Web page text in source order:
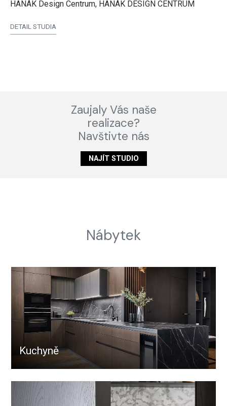
HANÁK Design Centrum, HANÁK DESIGN CENTRUM
DETAIL STUDIA
Zaujaly Vás naše
realizace?
Navštivte nás
NAJÍT STUDIO
Nábytek
Kuchyně